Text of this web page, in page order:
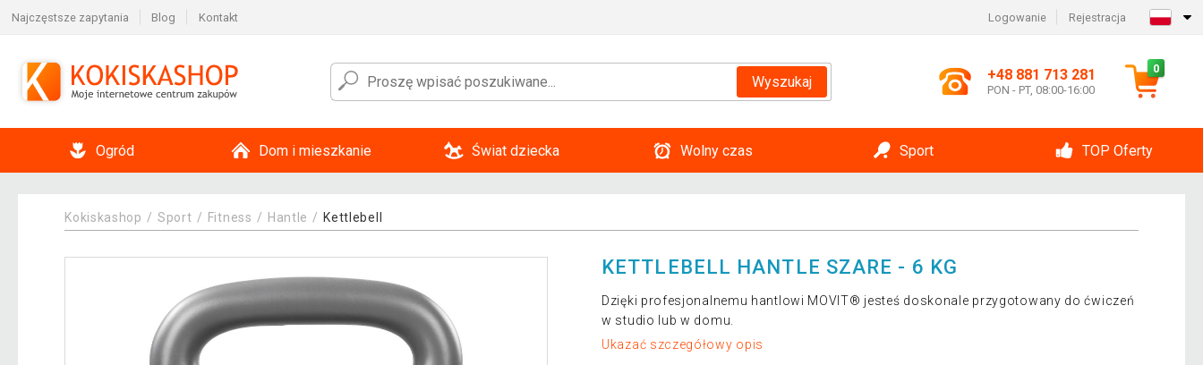
Najczęstsze zapytania Blog Kontakt Logowanie Rejestracja
Wyszukaj +48 881 713 281
PON - PT, 08:00-16:00
0
Ogród Dom i mieszkanie Świat dziecka Wolny czas Sport TOP Oferty
Kokiskashop Sport Fitness Hantle Kettlebell
KETTLEBELL HANTLE SZARE - 6 KG
Dzięki profesjonalnemu hantlowi MOVIT® jesteś doskonale przygotowany do ćwiczeń
w studio lub w domu.
Ukazać szczegółowy opis